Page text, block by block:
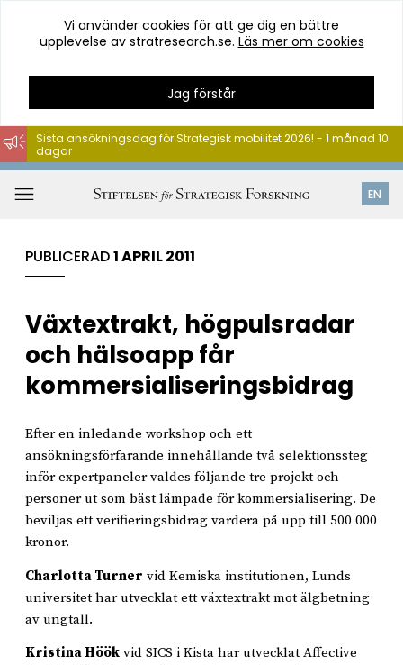
Hoppa
till
innehåll
Vi använder cookies för att ge dig en bättre
upplevelse av stratresearch.se. Läs mer om cookies
Jag förstår
EN
Sista ansökningsdag för Strategisk mobilitet 2026! - 1 månad 10
dagar
PUBLICERAD1 APRIL 2011
Växtextrakt, högpulsradar
och hälsoapp får
kommersialiseringsbidrag
Efter en inledande workshop och ett
ansökningsförfarande innehållande två selektionssteg
inför expertpaneler valdes följande tre projekt och
personer ut som bäst lämpade för kommersialisering. De
beviljas ett verifieringsbidrag vardera på upp till 500 000
kronor.
Charlotta Turner vid Kemiska institutionen, Lunds
universitet har utvecklat ett växtextrakt mot älgbetning
av ungtall.
Kristina Höök vid SICS i Kista har utvecklat Affective